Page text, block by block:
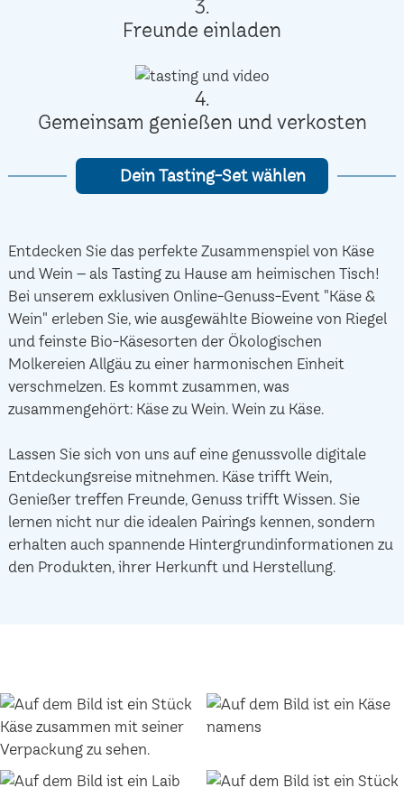
3.
Freunde einladen
4.
Gemeinsam genießen und verkosten
Dein Tasting-Set wählen
Entdecken Sie das perfekte Zusammenspiel von Käse
und Wein – als Tasting zu Hause am heimischen Tisch!
Bei unserem exklusiven Online-Genuss-Event "Käse &
Wein" erleben Sie, wie ausgewählte Bioweine von Riegel
und feinste Bio-Käsesorten der Ökologischen
Molkereien Allgäu zu einer harmonischen Einheit
verschmelzen. Es kommt zusammen, was
zusammengehört: Käse zu Wein. Wein zu Käse.
Lassen Sie sich von uns auf eine genussvolle digitale
Entdeckungsreise mitnehmen. Käse trifft Wein,
Genießer treffen Freunde, Genuss trifft Wissen. Sie
lernen nicht nur die idealen Pairings kennen, sondern
erhalten auch spannende Hintergrundinformationen zu
den Produkten, ihrer Herkunft und Herstellung.